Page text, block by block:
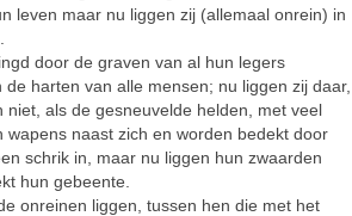
leven maar nu liggen zij (allemaal onrein) in
door de graven van al hun legers
harten van alle mensen; nu liggen zij daar,
als de gesneuvelde helden, met veel
naast zich en worden bedekt door
schrik in, maar nu liggen hun zwaarden
hun gebeente.
onreinen liggen, tussen hen die met het